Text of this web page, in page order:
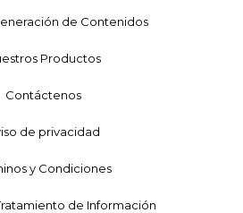
de Contenidos
Productos
Contáctenos
de privacidad
y Condiciones
de Información